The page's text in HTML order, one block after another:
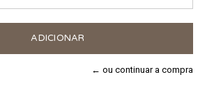
← ou continuar a compra